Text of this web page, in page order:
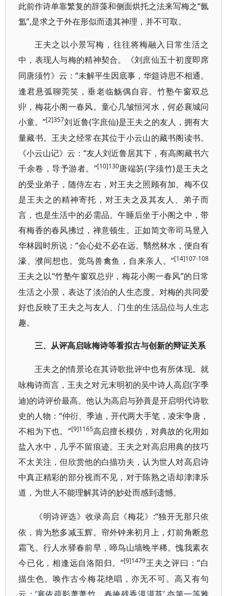
此前作诗单靠繁复的辞藻和侧面烘托之法来写梅之“氤
氲”,是求之于外在形似而遗其神理，并不可取。
王夫之以小景写梅，往往将梅融入日常生活之
中，表现人与梅的精神契合。《刘庶仙五十初度即席
同唐须竹》云：“未解平生因底事，华筵诗思不相通。
逢君悬弧聊莞笑，垂老临觞偶自容。竹塾午窗双总
丱，梅花小阁一春风。童心几皱恒河水，何必襄城问
小童。”[2]357刘近鲁(字庶仙)是王夫之的友人，拥有大
量藏书。王夫之经常在其位于小云山的藏书阁读书。
《小云山记》云：“友人刘近鲁居其下，有高阁藏书六
千余卷，导予游者。”[10]130唐端笏(字须竹)是王夫之
的受业弟子，随侍左右，对王夫之照顾有加。梅不仅
是王夫之的精神寄托，对王夫之及其友人、弟子而
言，也是生活中的必需品。午睡后坐于小阁之中，带
有梅香的春风拂过，禅意顿生。正如简文帝司马昱入
华林园时所说：“会心处不必在远。翳然林水，便自有
濠、濮间想也。觉鸟兽禽鱼，自来亲人。”[14]107-108
王夫之以“竹塾午窗双总丱，梅花小阁一春风”的日常
生活之小景，表达了淡泊的人生态度。对梅的共同爱
好也反映了王夫之与友人、门生的生活品位与人生志
趣。
三、从评高启咏梅诗等看拟古与创新的辩证关系
王夫之的情景论在其诗歌批评中也有所体现。就
咏梅诗而言，王夫之对元末明初的吴中诗人高启(字季
迪)的诗评价最高。他认为高启与孙蕡是开启明代诗歌
史的人物：“仲衍、季迪，开代两大手笔，凌宋争唐，
不相为下也。”[9]1165高启擅长模仿，对典故的化用如
盐入水中，几乎不留痕迹。王夫之对高启用典的技巧
不太关注，但欣赏他的白描功夫，认为世人对高启诗
中真正精彩的部分视而不见，对于陈熟之语却津津乐
道，为世人不能理解其诗的妙处而感到遗憾。
《明诗评选》收录高启《梅花》 :“独开无那只依
依，肯为愁多减玉辉。帘外钟来初月上，灯前角断忽
霜飞。行人水驿春前早，啼鸟山墙晚半稀。愧我素衣
今已化，相逢远自洛阳归。”[9]1479王夫之评曰：“白
描生色。唤作古今梅花绝唱，亦无不可。高又有句